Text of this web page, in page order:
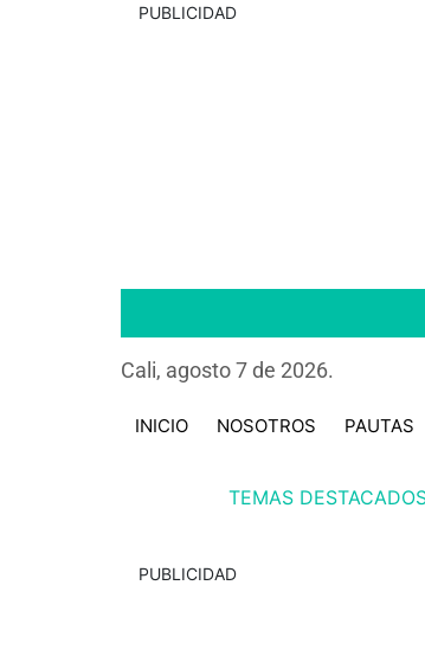
PUBLICIDAD
Cali, agosto 7 de 2026.
INICIO NOSOTROS PAUTAS
TEMAS
PUBLICIDAD